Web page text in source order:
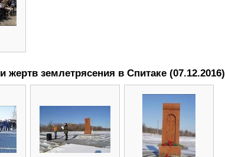
жертв землетрясения в Спитаке (07.12.2016)